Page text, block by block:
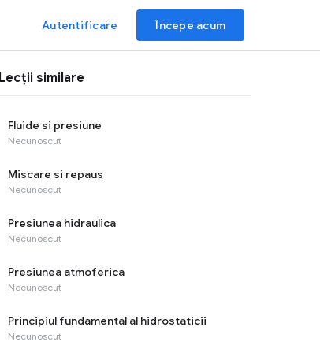
Autentificare Începe acum
Lecții similare
Fluide si presiune
Necunoscut
Miscare si repaus
Necunoscut
Presiunea hidraulica
Necunoscut
Presiunea atmoferica
Necunoscut
Principiul fundamental al hidrostaticii
Necunoscut